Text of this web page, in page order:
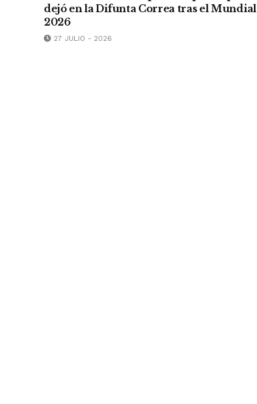
dejó en la Difunta Correa tras el Mundial
2026
27 JULIO - 2026